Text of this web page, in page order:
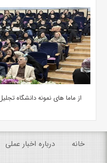
از ماما های نمونه دانشگاه
خانه درباره اخبار عملی